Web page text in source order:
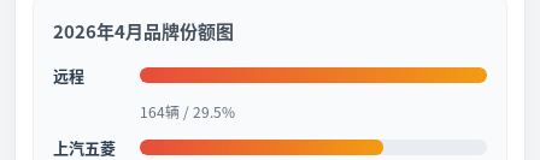
2026年4月品牌份额图
远程
164辆 / 29.5%
上汽五菱